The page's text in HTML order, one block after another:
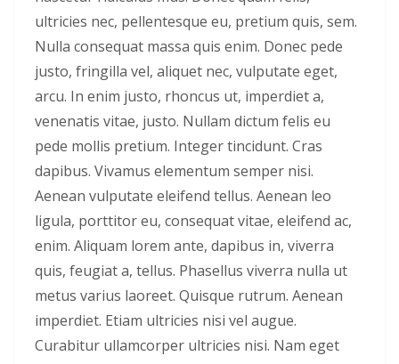
ultricies nec, pellentesque eu, pretium quis, sem.
Nulla consequat massa quis enim. Donec pede
justo, fringilla vel, aliquet nec, vulputate eget,
arcu. In enim justo, rhoncus ut, imperdiet a,
venenatis vitae, justo. Nullam dictum felis eu
pede mollis pretium. Integer tincidunt. Cras
dapibus. Vivamus elementum semper nisi.
Aenean vulputate eleifend tellus. Aenean leo
ligula, porttitor eu, consequat vitae, eleifend ac,
enim. Aliquam lorem ante, dapibus in, viverra
quis, feugiat a, tellus. Phasellus viverra nulla ut
metus varius laoreet. Quisque rutrum. Aenean
imperdiet. Etiam ultricies nisi vel augue.
Curabitur ullamcorper ultricies nisi. Nam eget